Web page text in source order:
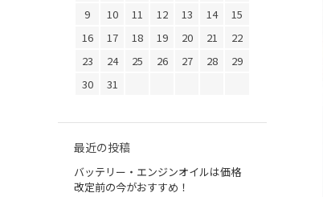
9
10 11 12 13 14
15
16
17 18 19 20 21
22
23
24 25 26 27 28
29
30
31
最近の投稿
バッテリー・エンジンオイルは価格
改定前の今がおすすめ！